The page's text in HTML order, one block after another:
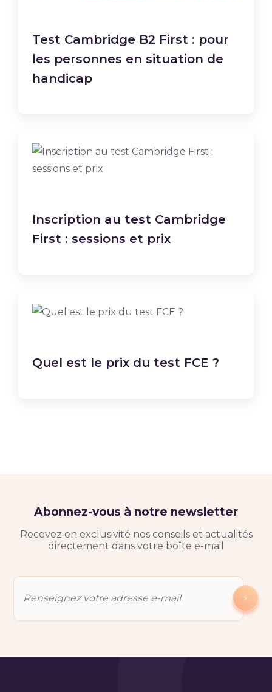
Test Cambridge B2 First : pour
les personnes en situation de
handicap
Inscription au test Cambridge
First : sessions et prix
Quel est le prix du test FCE ?
Abonnez-vous à notre newsletter
Recevez en exclusivité nos conseils et actualités
directement dans votre boîte e-mail